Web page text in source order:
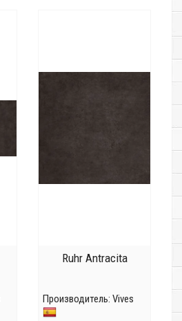
Ruhr Antracita
Производитель: Vives